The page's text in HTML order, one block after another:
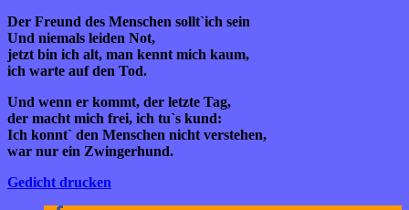
Der Freund des Menschen sollt`ich sein
Und niemals leiden Not,
jetzt bin ich alt, man kennt mich kaum,
ich warte auf den Tod.
Und wenn er kommt, der letzte Tag,
der macht mich frei, ich tu`s kund:
Ich konnt` den Menschen nicht verstehen,
war nur ein Zwingerhund.
Gedicht drucken